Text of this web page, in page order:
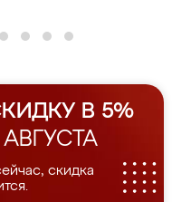
В 5%
скидка